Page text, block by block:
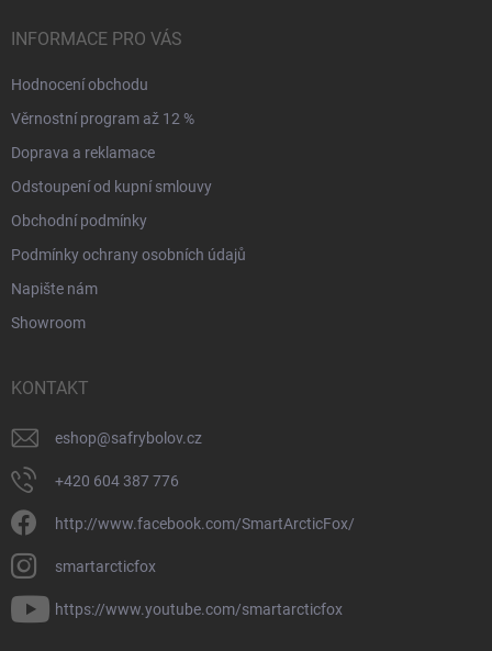
INFORMACE PRO VÁS
Hodnocení obchodu
Věrnostní program až 12 %
Doprava a reklamace
Odstoupení od kupní smlouvy
Obchodní podmínky
Podmínky ochrany osobních údajů
Napište nám
Showroom
KONTAKT
eshop@safrybolov.cz
+420 604 387 776
http://www.facebook.com/SmartArcticFox/
smartarcticfox
https://www.youtube.com/smartarcticfox